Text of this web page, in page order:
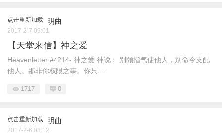
点击重新加载 明曲
2017-2-7 09:01
【天堂来信】神之爱
Heavenletter #4214- 神之爱 神说： 别颐指气使他人，别命令支配
他人。那非你权限之事。你只 ...
1717 0
点击重新加载 明曲
2017-2-6 08:12